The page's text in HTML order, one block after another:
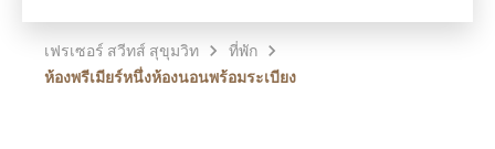
เฟรเซอร์ สวีทส์ สุขุมวิท
ที่พัก
ห้องพรีเมียร์หนึ่งห้องนอนพร้อมระเบียง